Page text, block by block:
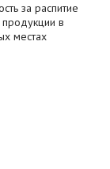
за распитие
продукции в
местах